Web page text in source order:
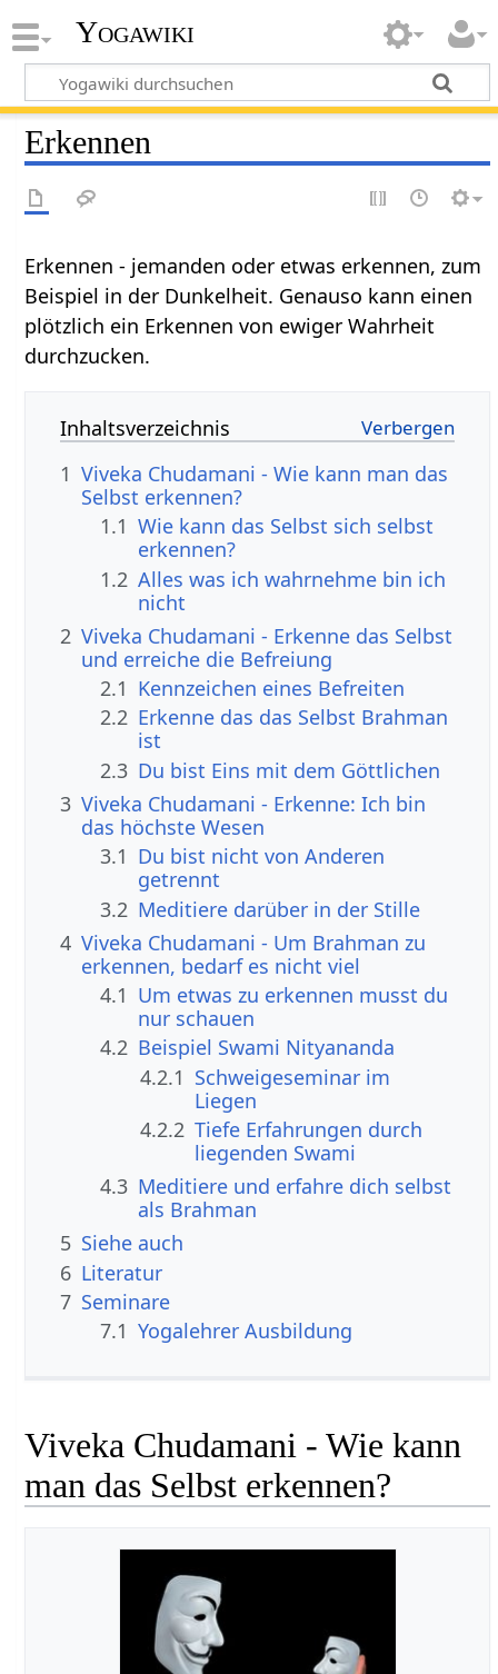
Yogawiki
Erkennen
Erkennen - jemanden oder etwas erkennen, zum
Beispiel in der Dunkelheit. Genauso kann einen
plötzlich ein Erkennen von ewiger Wahrheit
durchzucken.
Inhaltsverzeichnis
1 Viveka Chudamani - Wie kann man das
Selbst erkennen?
1.1 Wie kann das Selbst sich selbst
erkennen?
1.2 Alles was ich wahrnehme bin ich
nicht
2 Viveka Chudamani - Erkenne das Selbst
und erreiche die Befreiung
2.1 Kennzeichen eines Befreiten
2.2 Erkenne das das Selbst Brahman
ist
2.3 Du bist Eins mit dem Göttlichen
3 Viveka Chudamani - Erkenne: Ich bin
das höchste Wesen
3.1 Du bist nicht von Anderen
getrennt
3.2 Meditiere darüber in der Stille
4 Viveka Chudamani - Um Brahman zu
erkennen, bedarf es nicht viel
4.1 Um etwas zu erkennen musst du
nur schauen
4.2 Beispiel Swami Nityananda
4.2.1 Schweigeseminar im
Liegen
4.2.2 Tiefe Erfahrungen durch
liegenden Swami
4.3 Meditiere und erfahre dich selbst
als Brahman
5 Siehe auch
6 Literatur
7 Seminare
7.1 Yogalehrer Ausbildung
Viveka Chudamani - Wie kann
man das Selbst erkennen?